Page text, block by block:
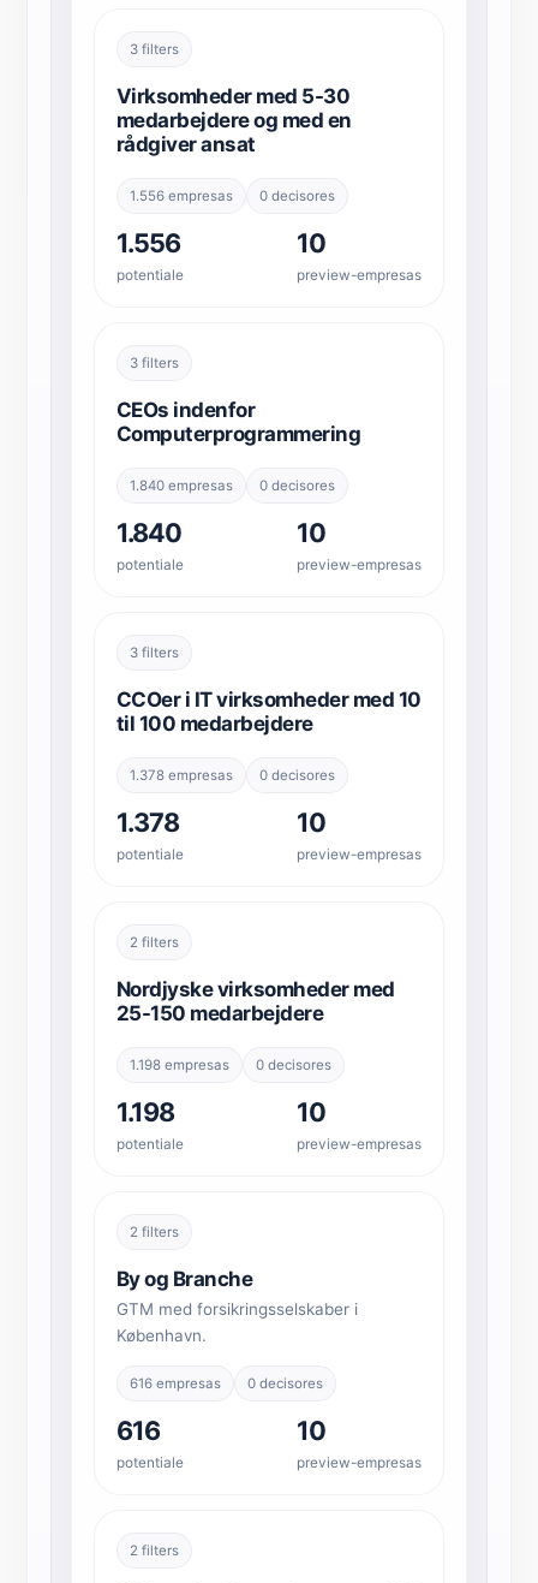
3 filters
Virksomheder med 5-30
medarbejdere og med en
rådgiver ansat
1.556 empresas 0 decisores
1.556
potentiale
10
preview-empresas
3 filters
CEOs indenfor
Computerprogrammering
1.840 empresas 0 decisores
1.840
potentiale
10
preview-empresas
3 filters
CCOer i IT virksomheder med 10
til 100 medarbejdere
1.378 empresas 0 decisores
1.378
potentiale
10
preview-empresas
2 filters
Nordjyske virksomheder med
25-150 medarbejdere
1.198 empresas 0 decisores
1.198
potentiale
10
preview-empresas
2 filters
By og Branche
GTM med forsikringsselskaber i
København.
616 empresas 0 decisores
616
potentiale
10
preview-empresas
2 filters